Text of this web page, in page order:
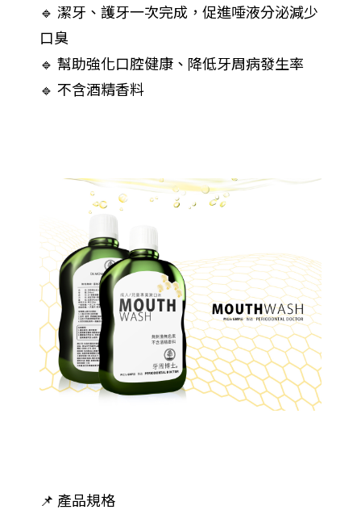
🔹 潔牙、護牙一次完成，促進唾液分泌減少
口臭
🔹 幫助強化口腔健康、降低牙周病發生率
🔹 不含酒精香料
📌 產品規格